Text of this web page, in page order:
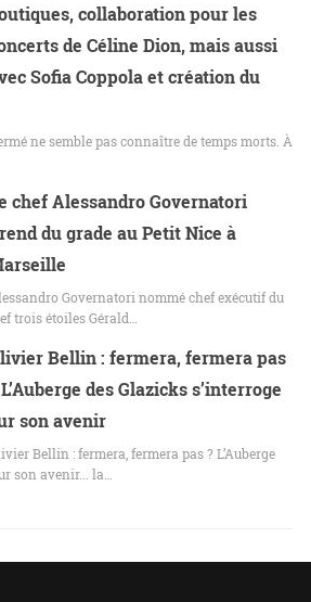
collaboration pour les
de Céline Dion, mais aussi
Sofia Coppola et création du
ne semble pas connaître de temps morts. À
chef Alessandro Governatori
du grade au Petit Nice à
Governatori nommé chef exécutif du
trois étoiles Gérald…
Bellin : fermera, fermera pas
des Glazicks s’interroge
son avenir
Bellin : fermera, fermera pas ? L’Auberge
son avenir... la…